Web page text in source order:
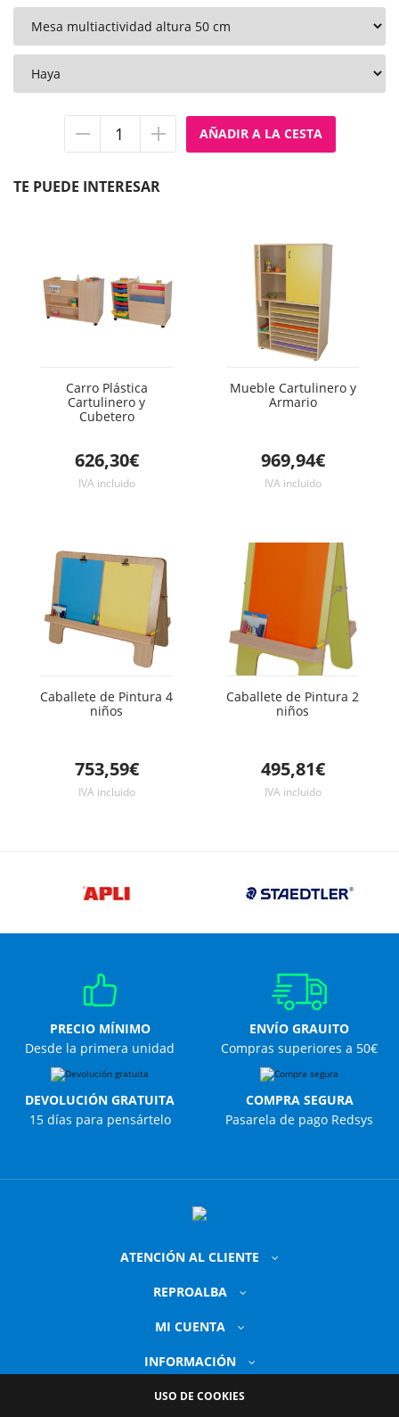
TE PUEDE INTERESAR
Carro Plástica
Cartulinero y
Cubetero
626,30€
IVA incluido
Mueble Cartulinero y
Armario
969,94€
IVA incluido
Caballete de Pintura 4
niños
753,59€
IVA incluido
Caballete de Pintura 2
niños
495,81€
IVA incluido
PRECIO MÍNIMO
Desde la primera unidad
ENVÍO GRAUITO
Compras superiores a 50€
DEVOLUCIÓN GRATUITA
15 días para pensártelo
COMPRA SEGURA
Pasarela de pago Redsys
ATENCIÓN AL CLIENTE
REPROALBA
MI CUENTA
INFORMACIÓN
USO DE COOKIES